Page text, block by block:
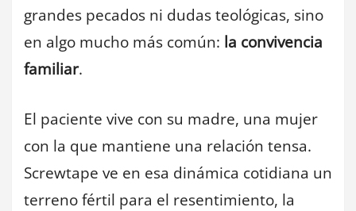
grandes pecados ni dudas teológicas, sino
en algo mucho más común: la convivencia
familiar.
El paciente vive con su madre, una mujer
con la que mantiene una relación tensa.
Screwtape ve en esa dinámica cotidiana un
terreno fértil para el resentimiento, la